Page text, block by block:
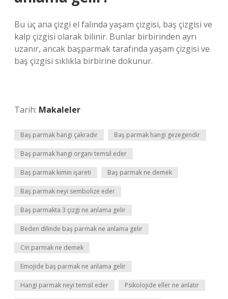
Bu üç ana çizgi el falında yaşam çizgisi, baş çizgisi ve
kalp çizgisi olarak bilinir. Bunlar birbirinden ayrı
uzanır, ancak başparmak tarafında yaşam çizgisi ve
baş çizgisi sıklıkla birbirine dokunur.
Tarih: Makaleler
Baş parmak hangi çakradır Baş parmak hangi gezegendir
Baş parmak hangi organı temsil eder
Baş parmak kimin işareti Baş parmak ne demek
Baş parmak neyi sembolize eder
Baş parmakta 3 çizgi ne anlama gelir
Beden dilinde baş parmak ne anlama gelir
Cin parmak ne demek
Emojide baş parmak ne anlama gelir
Hangi parmak neyi temsil eder Psikolojide eller ne anlatır